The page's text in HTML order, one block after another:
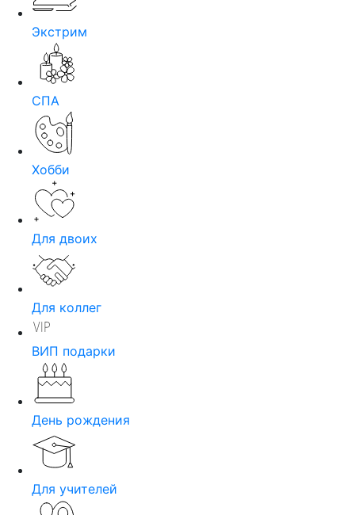
Экстрим
СПА
Хобби
Для двоих
Для коллег
ВИП подарки
День рождения
Для учителей